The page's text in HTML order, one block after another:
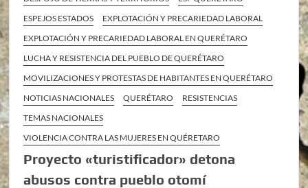
ESPEJOS ESTADOS
EXPLOTACIÓN Y PRECARIEDAD LABORAL
EXPLOTACIÓN Y PRECARIEDAD LABORAL EN QUERÉTARO
LUCHA Y RESISTENCIA DEL PUEBLO DE QUERÉTARO
MOVILIZACIONES Y PROTESTAS DE HABITANTES EN QUERÉTARO
NOTICIAS NACIONALES
QUERÉTARO
RESISTENCIAS
TEMAS NACIONALES
VIOLENCIA CONTRA LAS MUJERES EN QUÉRETARO
Proyecto «turistificador» detona
abusos contra pueblo otomí